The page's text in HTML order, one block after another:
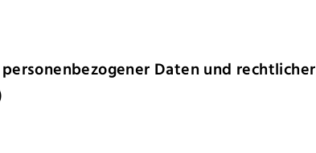
Daten und